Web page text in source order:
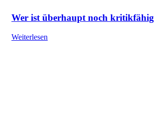
Wer ist überhaupt noch
Weiterlesen